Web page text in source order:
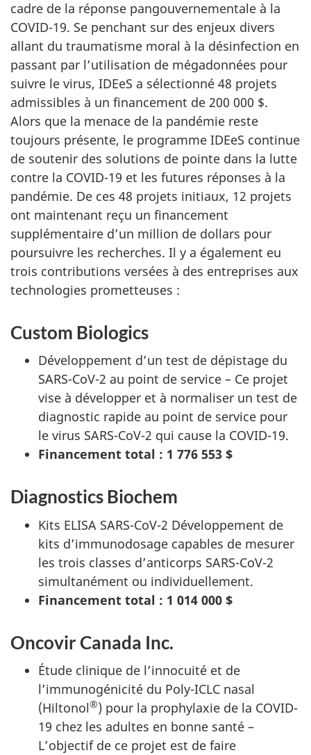
cadre de la réponse pangouvernementale à la
COVID-19. Se penchant sur des enjeux divers
allant du traumatisme moral à la désinfection en
passant par l’utilisation de mégadonnées pour
suivre le virus, IDEeS a sélectionné 48 projets
admissibles à un financement de 200 000 $.
Alors que la menace de la pandémie reste
toujours présente, le programme IDEeS continue
de soutenir des solutions de pointe dans la lutte
contre la COVID-19 et les futures réponses à la
pandémie. De ces 48 projets initiaux, 12 projets
ont maintenant reçu un financement
supplémentaire d’un million de dollars pour
poursuivre les recherches. Il y a également eu
trois contributions versées à des entreprises aux
technologies prometteuses :
Custom Biologics
Développement d’un test de dépistage du
SARS-CoV-2 au point de service – Ce projet
vise à développer et à normaliser un test de
diagnostic rapide au point de service pour
le virus SARS-CoV-2 qui cause la COVID-19.
Financement total : 1 776 553 $
Diagnostics Biochem
Kits ELISA SARS-CoV-2 Développement de
kits d’immunodosage capables de mesurer
les trois classes d’anticorps SARS-CoV-2
simultanément ou individuellement.
Financement total : 1 014 000 $
Oncovir Canada Inc.
Étude clinique de l’innocuité et de
l’immunogénicité du Poly-ICLC nasal
(Hiltonol®) pour la prophylaxie de la COVID-
19 chez les adultes en bonne santé –
L’objectif de ce projet est de faire